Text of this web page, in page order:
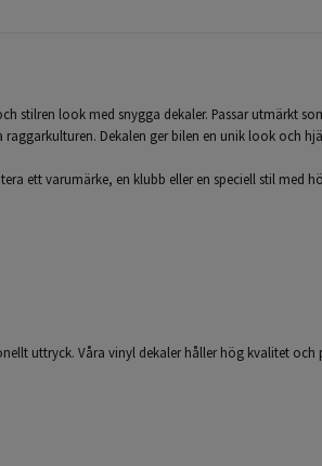
look med snygga dekaler. Passar utmärkt
Dekalen ger bilen en unik look och
ett varumärke, en klubb eller en speciell stil med
uttryck. Våra vinyl dekaler håller hög kvalitet